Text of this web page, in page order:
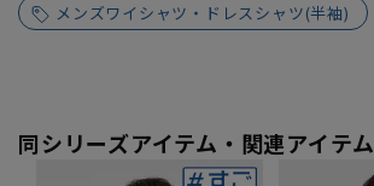
メンズワイシャツ・ドレスシャツ(半袖)
同シリーズアイテム・関連アイテム